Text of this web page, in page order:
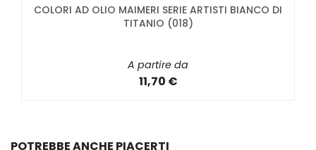
COLORI AD OLIO MAIMERI SERIE ARTISTI BIANCO DI
TITANIO (018)
A partire da
11,70 €
POTREBBE ANCHE PIACERTI